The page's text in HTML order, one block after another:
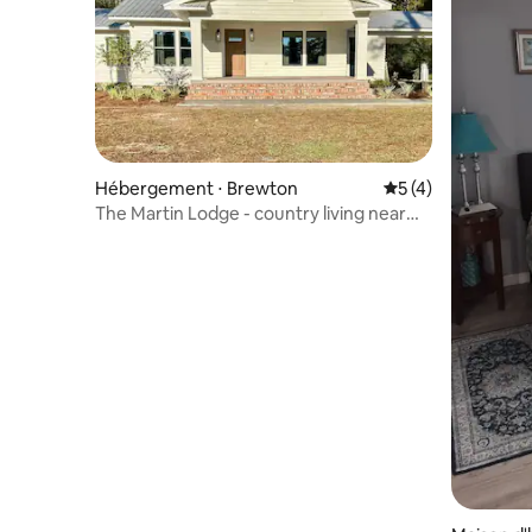
Hébergement ⋅ Brewton Évaluation
5 (4)
The Martin Lodge - country living near